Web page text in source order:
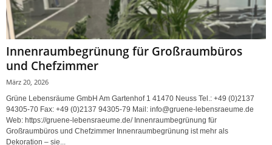
Innenraumbegrünung für Großraumbüros
und Chefzimmer
März 20, 2026
Grüne Lebensräume GmbH Am Gartenhof 1 41470 Neuss Tel.: +49 (0)2137
94305-70 Fax: +49 (0)2137 94305-79 Mail: info@gruene-lebensraeume.de
Web: https://gruene-lebensraeume.de/ Innenraumbegrünung für
Großraumbüros und Chefzimmer Innenraumbegrünung ist mehr als
Dekoration – sie...